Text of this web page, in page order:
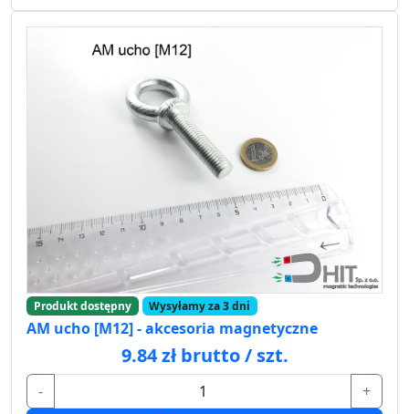
Produkt dostępny Wysyłamy za 3 dni
AM ucho [M12] - akcesoria magnetyczne
9.84 zł brutto / szt.
-
+